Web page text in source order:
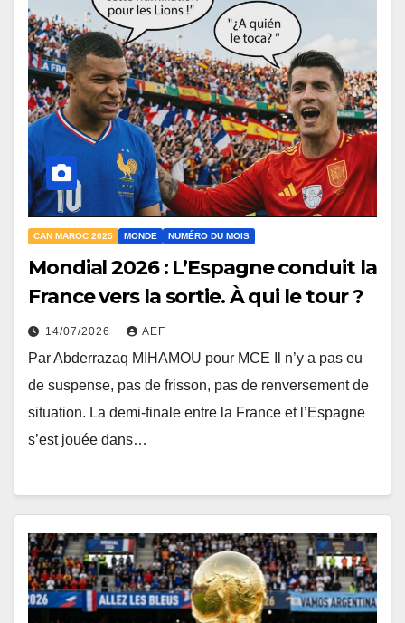
CAN MAROC 2025 MONDE NUMÉRO DU MOIS
Mondial 2026 : L’Espagne conduit la
France vers la sortie. À qui le tour ?
14/07/2026 AEF
Par Abderrazaq MIHAMOU pour MCE Il n’y a pas eu
de suspense, pas de frisson, pas de renversement de
situation. La demi-finale entre la France et l’Espagne
s’est jouée dans…